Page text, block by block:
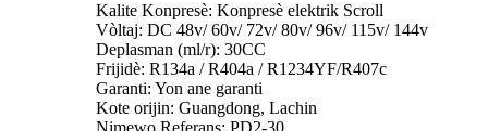
Kalite Konpresè: Konpresè elektrik Scroll
Vòltaj: DC 48v/ 60v/ 72v/ 80v/ 96v/ 115v/ 144v
Deplasman (ml/r): 30CC
Frijidè: R134a / R404a / R1234YF/R407c
Garanti: Yon ane garanti
Kote orijin: Guangdong, Lachin
Nimewo Referans: PD2-30